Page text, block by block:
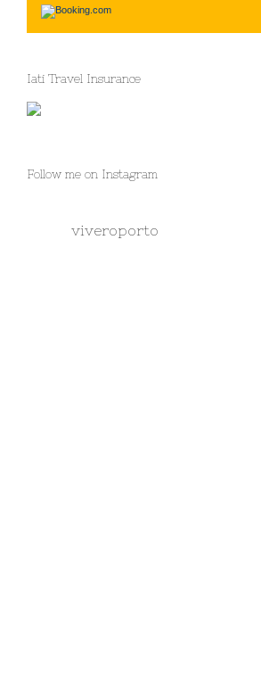
Iati Travel Insurance
Follow me on Instagram
viveroporto